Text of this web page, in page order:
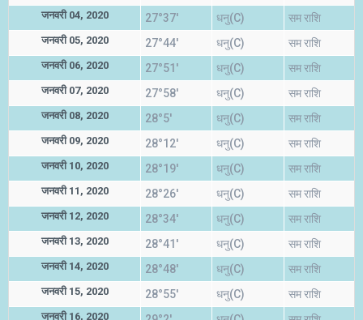
जनवरी 04, 2020 27°37' धनु(C) सम राशि
जनवरी 05, 2020 27°44' धनु(C) सम राशि
जनवरी 06, 2020 27°51' धनु(C) सम राशि
जनवरी 07, 2020 27°58' धनु(C) सम राशि
जनवरी 08, 2020 28°5' धनु(C) सम राशि
जनवरी 09, 2020 28°12' धनु(C) सम राशि
जनवरी 10, 2020 28°19' धनु(C) सम राशि
जनवरी 11, 2020 28°26' धनु(C) सम राशि
जनवरी 12, 2020 28°34' धनु(C) सम राशि
जनवरी 13, 2020 28°41' धनु(C) सम राशि
जनवरी 14, 2020 28°48' धनु(C) सम राशि
जनवरी 15, 2020 28°55' धनु(C) सम राशि
जनवरी 16, 2020